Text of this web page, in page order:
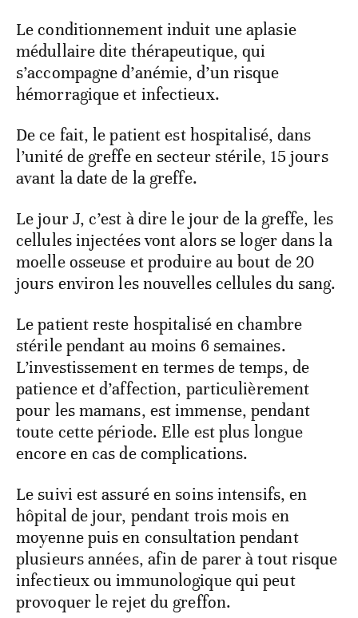
Le conditionnement induit une aplasie
médullaire dite thérapeutique, qui
s’accompagne d’anémie, d’un risque
hémorragique et infectieux.
De ce fait, le patient est hospitalisé, dans
l’unité de greffe en secteur stérile, 15 jours
avant la date de la greffe.
Le jour J, c’est à dire le jour de la greffe, les
cellules injectées vont alors se loger dans la
moelle osseuse et produire au bout de 20
jours environ les nouvelles cellules du sang.
Le patient reste hospitalisé en chambre
stérile pendant au moins 6 semaines.
L’investissement en termes de temps, de
patience et d’affection, particulièrement
pour les mamans, est immense, pendant
toute cette période. Elle est plus longue
encore en cas de complications.
Le suivi est assuré en soins intensifs, en
hôpital de jour, pendant trois mois en
moyenne puis en consultation pendant
plusieurs années, afin de parer à tout risque
infectieux ou immunologique qui peut
provoquer le rejet du greffon.